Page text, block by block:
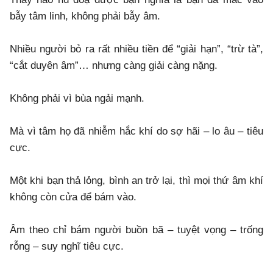
bẫy tâm linh, không phải bẫy âm.
Nhiều người bỏ ra rất nhiều tiền để “giải hạn”, “trừ tà”,
“cắt duyên âm”… nhưng càng giải càng nặng.
Không phải vì bùa ngải mạnh.
Mà vì tâm họ đã nhiễm hắc khí do sợ hãi – lo âu – tiêu
cực.
Một khi bạn thả lỏng, bình an trở lại, thì mọi thứ âm khí
không còn cửa để bám vào.
Âm theo chỉ bám người buồn bã – tuyệt vọng – trống
rỗng – suy nghĩ tiêu cực.